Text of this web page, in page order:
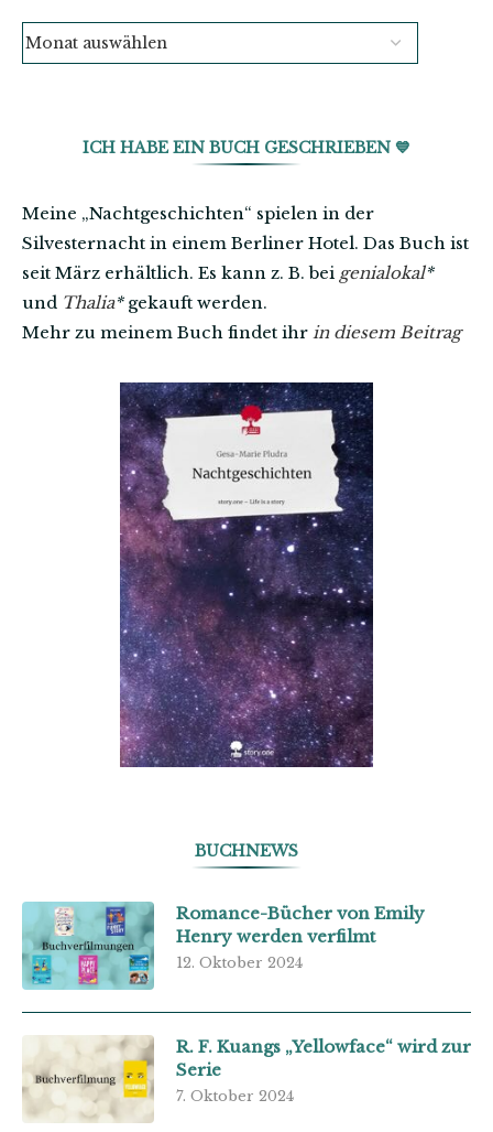
ICH HABE EIN BUCH GESCHRIEBEN 💙
Meine „Nachtgeschichten“ spielen in der
Silvesternacht in einem Berliner Hotel. Das Buch ist
seit März erhältlich. Es kann z. B. bei genialokal*
und Thalia*gekauft werden.
Mehr zu meinem Buch findet ihr in diesem Beitrag
BUCHNEWS
Romance-Bücher von Emily
Henry werden verfilmt
12. Oktober 2024
R. F. Kuangs „Yellowface“ wird zur
Serie
7. Oktober 2024